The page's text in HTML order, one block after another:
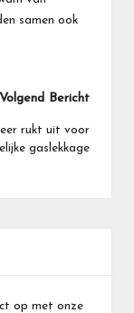
samen ook
Volgend Bericht
rukt uit voor
gaslekkage
op met onze